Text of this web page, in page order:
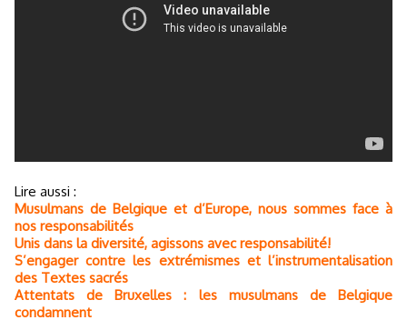
Lire aussi :
Musulmans de Belgique et d’Europe, nous sommes face à
nos responsabilités
Unis dans la diversité, agissons avec responsabilité!
S’engager contre les extrémismes et l’instrumentalisation
des Textes sacrés
Attentats de Bruxelles : les musulmans de Belgique
condamnent